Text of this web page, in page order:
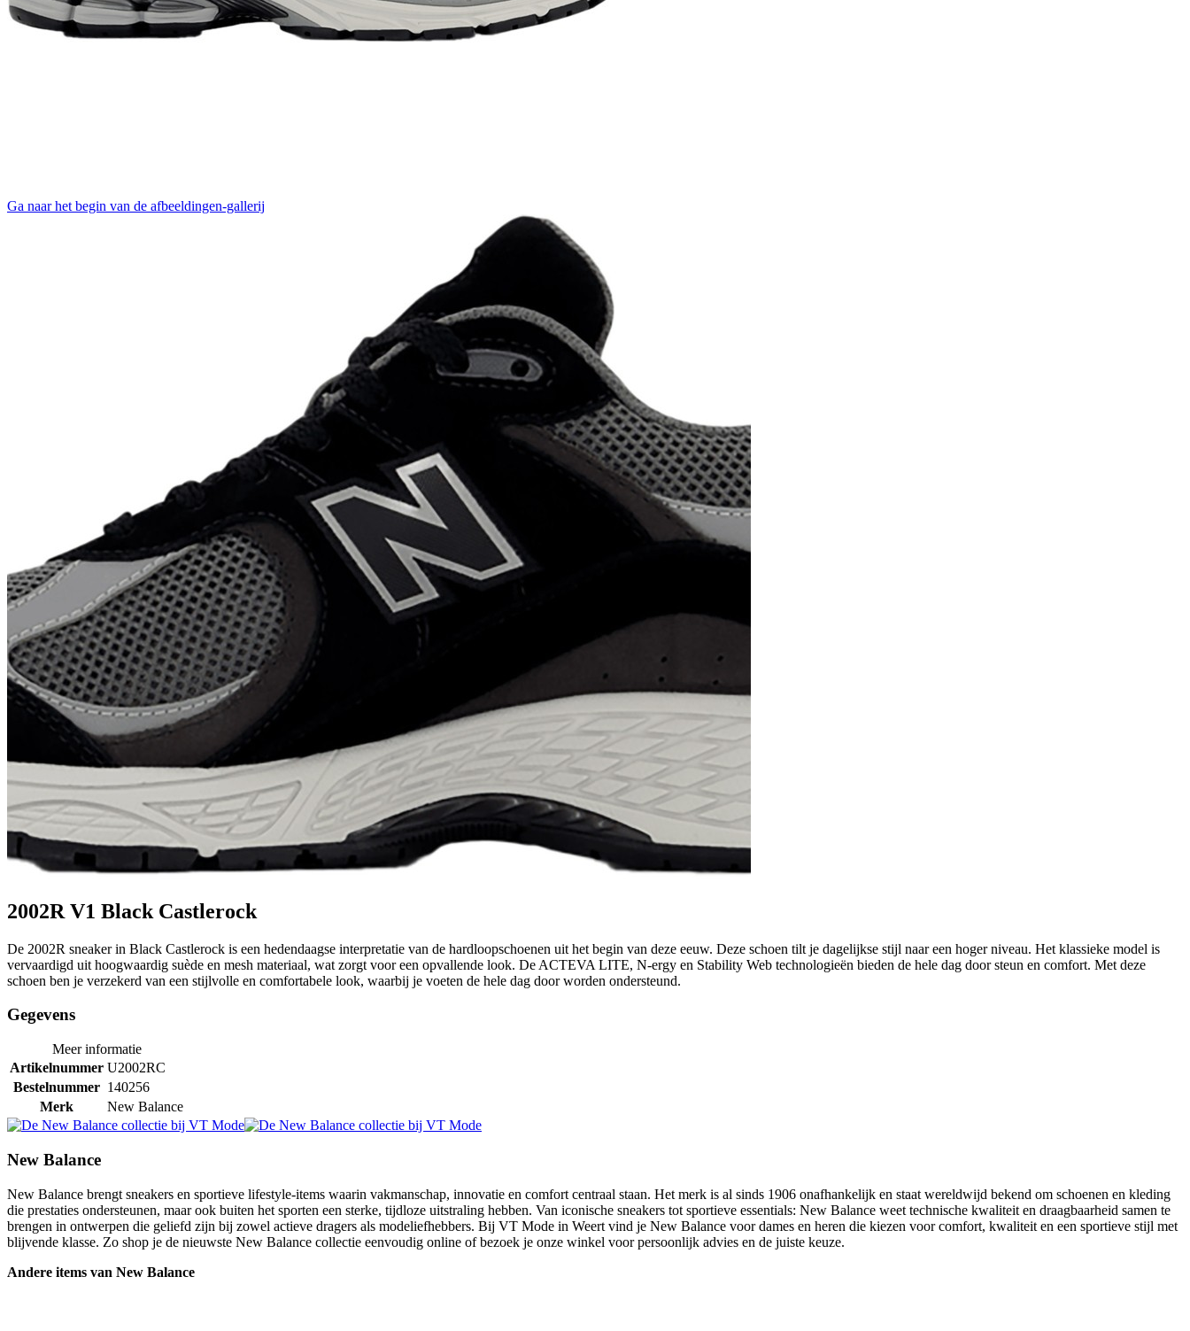
Ga naar het begin van de afbeeldingen-gallerij
2002R V1 Black Castlerock
De 2002R sneaker in Black Castlerock is een hedendaagse interpretatie van de hardloopschoenen uit het begin van deze eeuw. Deze schoen tilt je dagelijkse stijl naar een hoger niveau. Het klassieke model is
vervaardigd uit hoogwaardig suède en mesh materiaal, wat zorgt voor een opvallende look. De ACTEVA LITE, N-ergy en Stability Web technologieën bieden de hele dag door steun en comfort. Met deze
schoen ben je verzekerd van een stijlvolle en comfortabele look, waarbij je voeten de hele dag door worden ondersteund.
Gegevens
Meer informatie
Artikelnummer U2002RC
Bestelnummer 140256
Merk
New Balance
New Balance
New Balance brengt sneakers en sportieve lifestyle-items waarin vakmanschap, innovatie en comfort centraal staan. Het merk is al sinds 1906 onafhankelijk en staat wereldwijd bekend om schoenen en kleding
die prestaties ondersteunen, maar ook buiten het sporten een sterke, tijdloze uitstraling hebben. Van iconische sneakers tot sportieve essentials: New Balance weet technische kwaliteit en draagbaarheid samen te
brengen in ontwerpen die geliefd zijn bij zowel actieve dragers als modeliefhebbers. Bij VT Mode in Weert vind je New Balance voor dames en heren die kiezen voor comfort, kwaliteit en een sportieve stijl met
blijvende klasse. Zo shop je de nieuwste New Balance collectie eenvoudig online of bezoek je onze winkel voor persoonlijk advies en de juiste keuze.
Andere items van New Balance